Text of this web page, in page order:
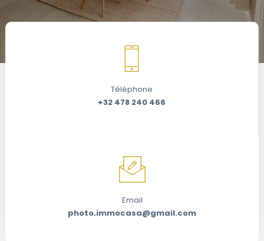
Téléphone
+32 478 240 466
Email
photo.immocasa@gmail.com